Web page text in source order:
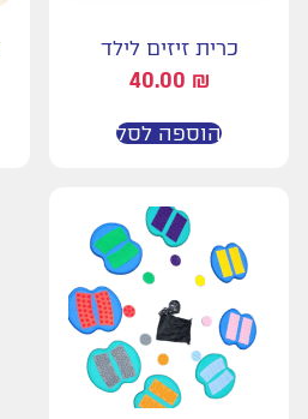
כרית זיזים לילד
40.00 ₪
הוספה לסל